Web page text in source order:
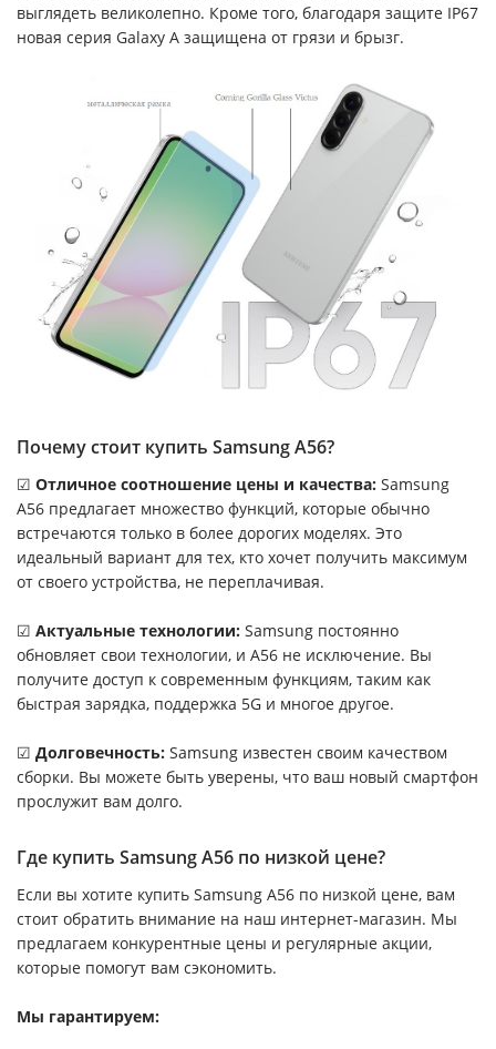
выглядеть великолепно. Кроме того, благодаря защите IP67
новая серия Galaxy A защищена от грязи и брызг.
Почему стоит купить Samsung A56?
☑ Отличное соотношение цены и качества: Samsung
A56 предлагает множество функций, которые обычно
встречаются только в более дорогих моделях. Это
идеальный вариант для тех, кто хочет получить максимум
от своего устройства, не переплачивая.
☑ Актуальные технологии: Samsung постоянно
обновляет свои технологии, и A56 не исключение. Вы
получите доступ к современным функциям, таким как
быстрая зарядка, поддержка 5G и многое другое.
☑ Долговечность: Samsung известен своим качеством
сборки. Вы можете быть уверены, что ваш новый смартфон
прослужит вам долго.
Где купить Samsung A56 по низкой цене?
Если вы хотите купить Samsung A56 по низкой цене, вам
стоит обратить внимание на наш интернет-магазин. Мы
предлагаем конкурентные цены и регулярные акции,
которые помогут вам сэкономить.
Мы гарантируем: